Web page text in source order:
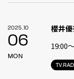
2025.10
06
MON
櫻井優
19:00